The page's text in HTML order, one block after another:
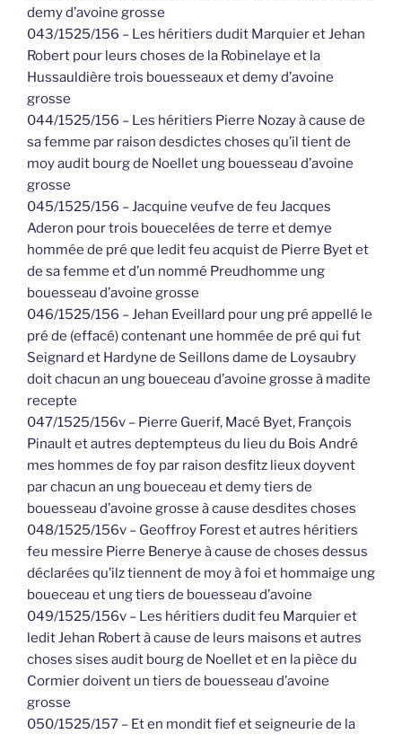
demy d’avoine grosse
043/1525/156 – Les héritiers dudit Marquier et Jehan
Robert pour leurs choses de la Robinelaye et la
Hussauldière trois bouesseaux et demy d’avoine
grosse
044/1525/156 – Les héritiers Pierre Nozay à cause de
sa femme par raison desdictes choses qu’il tient de
moy audit bourg de Noellet ung bouesseau d’avoine
grosse
045/1525/156 – Jacquine veufve de feu Jacques
Aderon pour trois bouecelées de terre et demye
hommée de pré que ledit feu acquist de Pierre Byet et
de sa femme et d’un nommé Preudhomme ung
bouesseau d’avoine grosse
046/1525/156 – Jehan Eveillard pour ung pré appellé le
pré de (effacé) contenant une hommée de pré qui fut
Seignard et Hardyne de Seillons dame de Loysaubry
doit chacun an ung boueceau d’avoine grosse à madite
recepte
047/1525/156v – Pierre Guerif, Macé Byet, François
Pinault et autres deptempteus du lieu du Bois André
mes hommes de foy par raison desfitz lieux doyvent
par chacun an ung boueceau et demy tiers de
bouesseau d’avoine grosse à cause desdites choses
048/1525/156v – Geoffroy Forest et autres héritiers
feu messire Pierre Benerye à cause de choses dessus
déclarées qu’ilz tiennent de moy à foi et hommaige ung
boueceau et ung tiers de bouesseau d’avoine
049/1525/156v – Les héritiers dudit feu Marquier et
ledit Jehan Robert à cause de leurs maisons et autres
choses sises audit bourg de Noellet et en la pièce du
Cormier doivent un tiers de bouesseau d’avoine
grosse
050/1525/157 – Et en mondit fief et seigneurie de la